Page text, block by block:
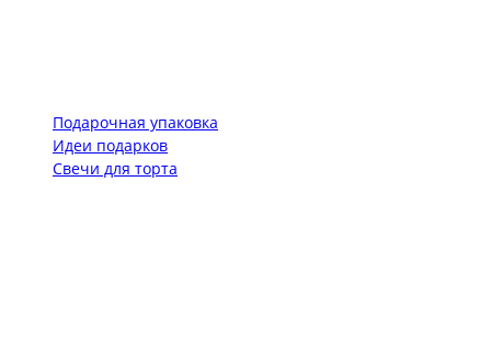
Подарочная упаковка
Идеи подарков
Свечи для торта